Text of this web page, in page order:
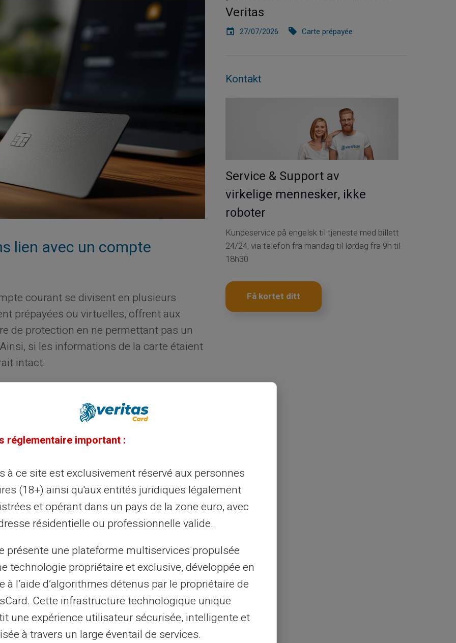
lien avec un compte
courant se divisent en plusieurs
prépayées ou virtuelles, offrent aux
de protection en ne permettant pas un
si les informations de la carte étaient
intact.
un montant fixe dessus avant
certaine maîtrise sur vos dépenses,
que vous avez chargé. Les cartes à
manière similaire, vérifiant le solde du
pour éviter tout découvert.
pour ses paiements
et de vol d'informations, protéger son
cartes virtuelles apparaissent ici comme
consiste à générer des numéros de
seule utilisation ou après un court laps
frauduleuse des données de
Veritas
27/07/2026 Carte prépayée
Kontakt
Service & Support av
virkelige mennesker, ikke
roboter
Kundeservice på engelsk til tjeneste med billett
24/24, via telefon fra mandag til lørdag fra 9h til
18h30
Få kortet ditt
réglementaire important :
à ce site est exclusivement réservé aux personnes
(18+) ainsi qu'aux entités juridiques légalement
et opérant dans un pays de la zone euro, avec
résidentielle ou professionnelle valide.
présente une plateforme multiservices propulsée
technologie propriétaire et exclusive, développée en
à l’aide d’algorithmes détenus par le propriétaire de
Cette infrastructure technologique unique
une expérience utilisateur sécurisée, intelligente et
à travers un large éventail de services.